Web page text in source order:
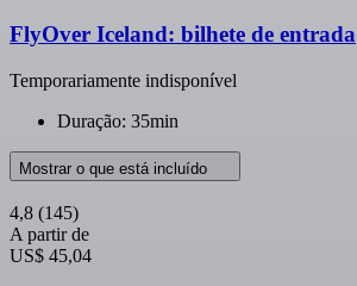
FlyOver Iceland: bilhete de entrada
Temporariamente indisponível
Duração: 35min
Mostrar o que está incluído
4,8 (145)
A partir de
US$ 45,04